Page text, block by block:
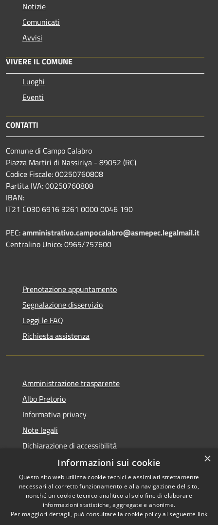
Notizie
Comunicati
Avvisi
VIVERE IL COMUNE
Luoghi
Eventi
CONTATTI
Comune di Campo Calabro
Piazza Martiri di Nassiriya - 89052 (RC)
Codice Fiscale: 00250760808
Partita IVA: 00250760808
IBAN:
IT21 C030 6916 3261 0000 0046 190
PEC:amministrativo.campocalabro@asmepec.legalmail.it
Centralino Unico: 0965/757600
Prenotazione appuntamento
Segnalazione disservizio
Leggi le FAQ
Richiesta assistenza
Amministrazione trasparente
Albo Pretorio
Informativa privacy
Note legali
Dichiarazione di accessibilità
Accessibilità
Privacy
Copyright © 2026 • Comune di
Campo Calabro • Powered by
Municipium•Accesso
×
Informazioni sui cookie
Questo sito web utilizza cookie tecnici e assimilati strettamente
necessari al corretto funzionamento e alla navigazione del sito,
nonché un cookie tecnico analitico al solo fine di elaborare
informazioni statistiche, aggregate e anonime.
Per maggiori dettagli, può consultare la cookie policy al seguente link